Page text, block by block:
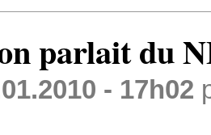
parlait du
- 17h02